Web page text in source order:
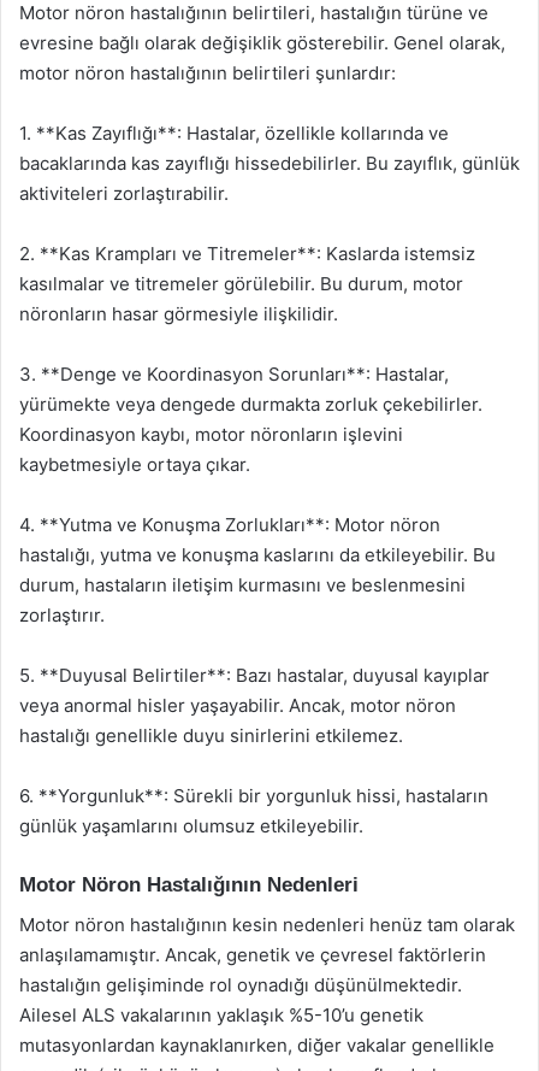
Motor nöron hastalığının belirtileri, hastalığın türüne ve
evresine bağlı olarak değişiklik gösterebilir. Genel olarak,
motor nöron hastalığının belirtileri şunlardır:
1. **Kas Zayıflığı**: Hastalar, özellikle kollarında ve
bacaklarında kas zayıflığı hissedebilirler. Bu zayıflık, günlük
aktiviteleri zorlaştırabilir.
2. **Kas Krampları ve Titremeler**: Kaslarda istemsiz
kasılmalar ve titremeler görülebilir. Bu durum, motor
nöronların hasar görmesiyle ilişkilidir.
3. **Denge ve Koordinasyon Sorunları**: Hastalar,
yürümekte veya dengede durmakta zorluk çekebilirler.
Koordinasyon kaybı, motor nöronların işlevini
kaybetmesiyle ortaya çıkar.
4. **Yutma ve Konuşma Zorlukları**: Motor nöron
hastalığı, yutma ve konuşma kaslarını da etkileyebilir. Bu
durum, hastaların iletişim kurmasını ve beslenmesini
zorlaştırır.
5. **Duyusal Belirtiler**: Bazı hastalar, duyusal kayıplar
veya anormal hisler yaşayabilir. Ancak, motor nöron
hastalığı genellikle duyu sinirlerini etkilemez.
6. **Yorgunluk**: Sürekli bir yorgunluk hissi, hastaların
günlük yaşamlarını olumsuz etkileyebilir.
Motor Nöron Hastalığının Nedenleri
Motor nöron hastalığının kesin nedenleri henüz tam olarak
anlaşılamamıştır. Ancak, genetik ve çevresel faktörlerin
hastalığın gelişiminde rol oynadığı düşünülmektedir.
Ailesel ALS vakalarının yaklaşık %5-10’u genetik
mutasyonlardan kaynaklanırken, diğer vakalar genellikle